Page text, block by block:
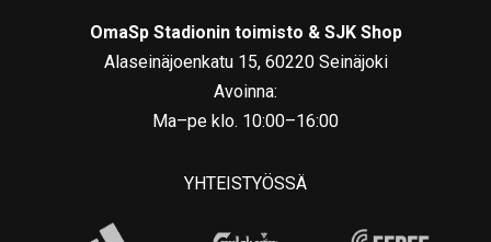
OmaSp Stadionin toimisto & SJK Shop
Alaseinäjoenkatu 15, 60220 Seinäjoki
Avoinna:
Ma–pe klo. 10:00–16:00
YHTEISTYÖSSÄ